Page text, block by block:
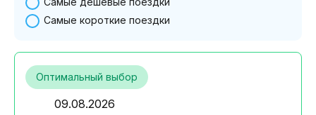
Самые короткие поездки
Оптимальный выбор
09.08.2026